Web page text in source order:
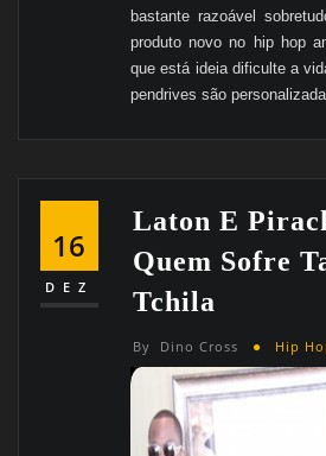
bastante razoável
produto novo no hip hop
que está ideia dificulte a
pendrives são
16
DEZ
Laton E
Quem Sofre
Tchila
By Dino Cross Hip